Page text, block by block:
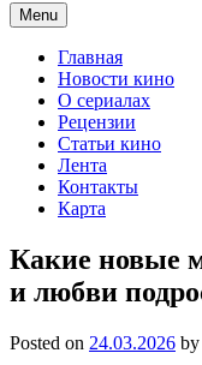
Menu
Главная
Новости кино
О сериалах
Рецензии
Статьи кино
Лента
Контакты
Карта
Какие новые
и любви
Posted on 24.03.2026 by